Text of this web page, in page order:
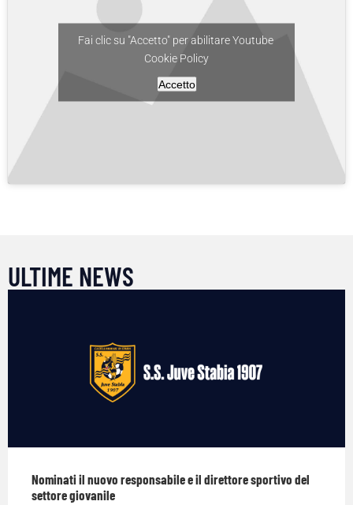
Fai clic su "Accetto" per abilitare Youtube
Cookie Policy
Accetto
ULTIME NEWS
Nominati il nuovo responsabile e il direttore sportivo del
settore giovanile